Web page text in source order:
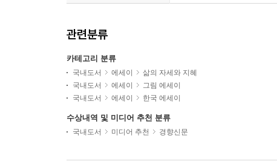
관련분류
카테고리 분류
국내도서 에세이
삶의 자세와 지혜
국내도서
에세이
그림 에세이
국내도서
에세이 한국 에세이
수상내역 및 미디어 추천 분류
국내도서 미디어 추천 경향신문